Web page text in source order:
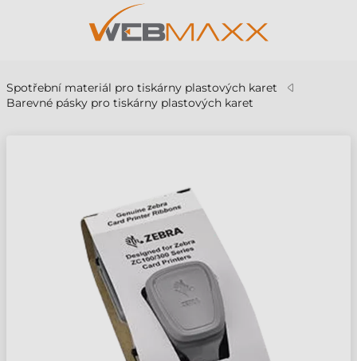
Spotřební materiál pro tiskárny plastových karet
Barevné pásky pro tiskárny plastových karet